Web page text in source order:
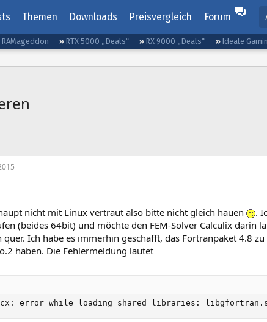
Themen Downloads Preisvergleich Forum
RAMageddon RTX 5000 „Deals“ RX 9000 „Deals“ Ideale
nicht mit Linux vertraut also bitte nicht gleich hauen
.
(beides 64bit) und möchte den FEM-Solver Calculix darin
quer. Ich habe es immerhin geschafft, das Fortranpaket 4.8
haben. Die Fehlermeldung lautet
error while loading shared libraries: